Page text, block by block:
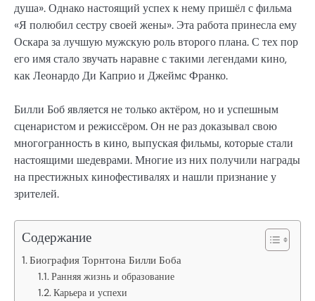
душа». Однако настоящий успех к нему пришёл с фильма
«Я полюбил сестру своей жены». Эта работа принесла ему
Оскара за лучшую мужскую роль второго плана. С тех пор
его имя стало звучать наравне с такими легендами кино,
как Леонардо Ди Каприо и Джеймс Франко.
Билли Боб является не только актёром, но и успешным
сценаристом и режиссёром. Он не раз доказывал свою
многогранность в кино, выпуская фильмы, которые стали
настоящими шедеврами. Многие из них получили награды
на престижных кинофестивалях и нашли признание у
зрителей.
Содержание
Биография Торнтона Билли Боба
Ранняя жизнь и образование
Карьера и успехи